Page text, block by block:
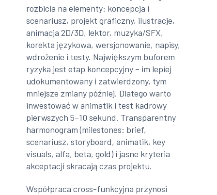
rozbicia na elementy: koncepcja i
scenariusz, projekt graficzny, ilustracje,
animacja 2D/3D, lektor, muzyka/SFX,
korekta językowa, wersjonowanie, napisy,
wdrożenie i testy. Największym buforem
ryzyka jest etap koncepcyjny – im lepiej
udokumentowany i zatwierdzony, tym
mniejsze zmiany później. Dlatego warto
inwestować w animatik i test kadrowy
pierwszych 5–10 sekund. Transparentny
harmonogram (milestones: brief,
scenariusz, storyboard, animatik, key
visuals, alfa, beta, gold) i jasne kryteria
akceptacji skracają czas projektu.
Współpraca cross-funkcyjna przynosi